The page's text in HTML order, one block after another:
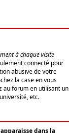
à chaque visite
connecté pour
abusive de votre
la case en vous
au forum en utilisant un
etc.
dans la